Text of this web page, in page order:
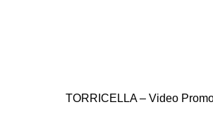
TORRICELLA – Video